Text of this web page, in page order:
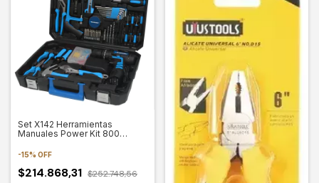
Set X142 Herramientas
Manuales Power Kit 800
-15% OFF
$214.868,31 $252.748,56